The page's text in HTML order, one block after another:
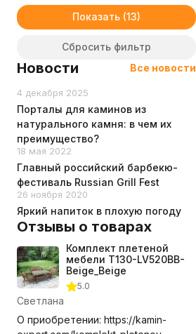
Показать
Сбросить фильтр
Новости Все новости
4 декабря 2025
Порталы для каминов из
натурального камня: в чем их
преимущество?
18 мая 2022
Главный российский барбекю-
фестиваль Russian Grill Fest
26 ноября 2020
Яркий напиток в плохую погоду
Отзывы о товарах
Комплект плетеной
мебели T130-LV520BB-
Beige_Beige
5.0
Светлана
О приобретении: https://kamin-